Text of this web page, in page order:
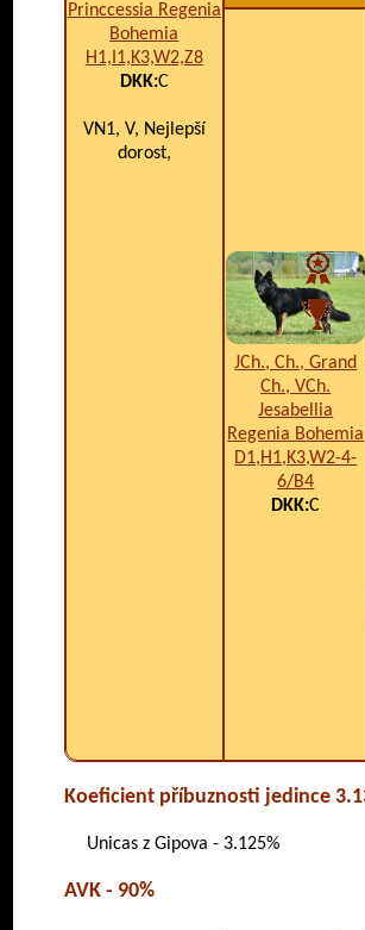
Princcessia Regenia
Bohemia
H1,I1,K3,W2,Z8
DKK:C
VN1, V, Nejlepší
dorost,
JCh., Ch., Grand
Ch., VCh.
Jesabellia
Regenia Bohemia
D1,H1,K3,W2-4-
6/B4
DKK:C
Koeficient příbuznosti jedince
Unicas z Gipova - 3.125%
AVK - 90%